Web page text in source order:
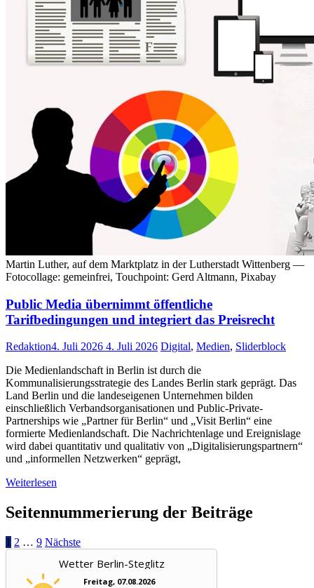
Martin Luther, auf dem Marktplatz in der Lutherstadt Wittenberg —
Fotocollage: gemeinfrei, Touchpoint: Gerd Altmann, Pixabay
Public Media übernimmt öffentliche
Tarifbedingungen und integriert das Preisrecht
Redaktion4. Juli 2026 4. Juli 2026 Digital, Medien, Sliderblock
Die Medienlandschaft in Berlin ist durch die
Kommunalisierungsstrategie des Landes Berlin stark geprägt. Das
Land Berlin und die landeseigenen Unternehmen bilden
einschließlich Verbandsorganisationen und Public-Private-
Partnerships wie „Partner für Berlin“ und „Visit Berlin“ eine
formierte Medienlandschaft. Die Nachrichtenlage und Ereignislage
wird dabei quantitativ und qualitativ von „Digitalisierungspartnern“
und „informellen Netzwerken“ geprägt,
Weiterlesen
Seitennummerierung der Beiträge
1 2 … 9 Nächste
Wetter Berlin-Steglitz
Freitag, 07.08.2026